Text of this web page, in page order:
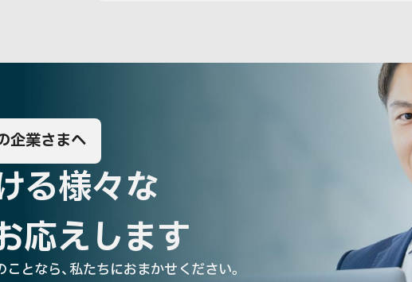
企業さまへ
る様々な
応えします
となら、私たちにおまかせください。